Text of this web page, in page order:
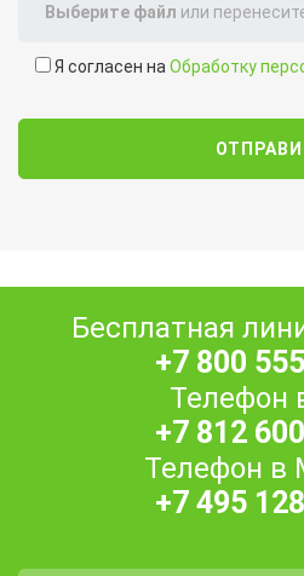
Выберите файл или
Я согласен наОбработку
Бесплатная
+7 800
Телефон
+7 812
Телефон в
+7 495